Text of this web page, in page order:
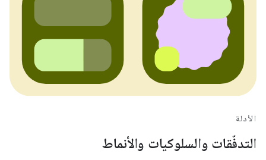
الأدلة
التدفّقات والسلوكيات والأنماط